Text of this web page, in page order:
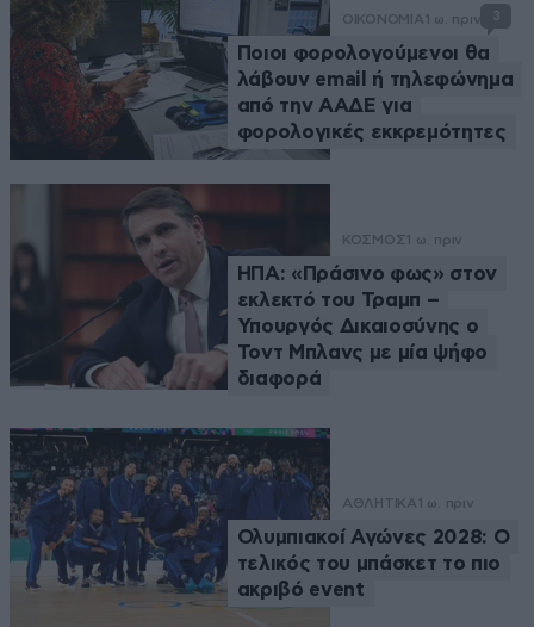
ΟΙΚΟΝΟΜΙΑ 1 ω. πριν 3
Ποιοι φορολογούμενοι θα
λάβουν email ή τηλεφώνημα
από την ΑΑΔΕ για
φορολογικές εκκρεμότητες
ΚΟΣΜΟΣ 1 ω. πριν
ΗΠΑ: «Πράσινο φως» στον
εκλεκτό του Τραμπ –
Υπουργός Δικαιοσύνης ο
Τοντ Μπλανς με μία ψήφο
διαφορά
ΑΘΛΗΤΙΚΑ 1 ω. πριν
Ολυμπιακοί Αγώνες 2028: Ο
τελικός του μπάσκετ το πιο
ακριβό event